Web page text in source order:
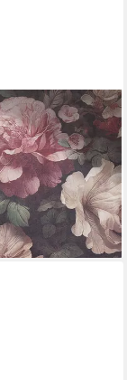
Blüten Vlies-
(1 St),